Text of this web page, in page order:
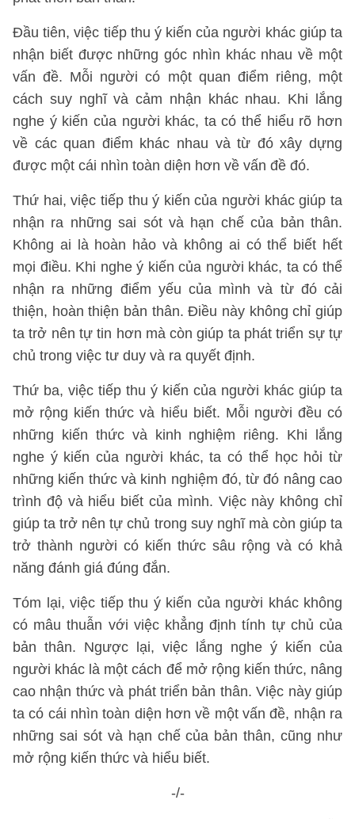
Đầu tiên, việc tiếp thu ý kiến của người khác giúp ta
nhận biết được những góc nhìn khác nhau về một
vấn đề. Mỗi người có một quan điểm riêng, một
cách suy nghĩ và cảm nhận khác nhau. Khi lắng
nghe ý kiến của người khác, ta có thể hiểu rõ hơn
về các quan điểm khác nhau và từ đó xây dựng
được một cái nhìn toàn diện hơn về vấn đề đó.
Thứ hai, việc tiếp thu ý kiến của người khác giúp ta
nhận ra những sai sót và hạn chế của bản thân.
Không ai là hoàn hảo và không ai có thể biết hết
mọi điều. Khi nghe ý kiến của người khác, ta có thể
nhận ra những điểm yếu của mình và từ đó cải
thiện, hoàn thiện bản thân. Điều này không chỉ giúp
ta trở nên tự tin hơn mà còn giúp ta phát triển sự tự
chủ trong việc tư duy và ra quyết định.
Thứ ba, việc tiếp thu ý kiến của người khác giúp ta
mở rộng kiến thức và hiểu biết. Mỗi người đều có
những kiến thức và kinh nghiệm riêng. Khi lắng
nghe ý kiến của người khác, ta có thể học hỏi từ
những kiến thức và kinh nghiệm đó, từ đó nâng cao
trình độ và hiểu biết của mình. Việc này không chỉ
giúp ta trở nên tự chủ trong suy nghĩ mà còn giúp ta
trở thành người có kiến thức sâu rộng và có khả
năng đánh giá đúng đắn.
Tóm lại, việc tiếp thu ý kiến của người khác không
có mâu thuẫn với việc khẳng định tính tự chủ của
bản thân. Ngược lại, việc lắng nghe ý kiến của
người khác là một cách để mở rộng kiến thức, nâng
cao nhận thức và phát triển bản thân. Việc này giúp
ta có cái nhìn toàn diện hơn về một vấn đề, nhận ra
những sai sót và hạn chế của bản thân, cũng như
mở rộng kiến thức và hiểu biết.
-/-